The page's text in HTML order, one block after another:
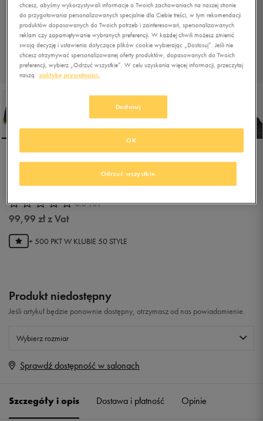
1/6
LOTTO DINAMICA 300
0.0(0)
99,99 złz Vat
+ 500 PKT W KLUBIE 50 STYLE
Produkt niedostępny
Jeśli artykuł będzie ponownie dostępny, otrzymasz od nas powiadomienie.
Wybierz rozmiar
Rozmiary EU
Sprawdź dostępność w salonach
Szczegóły i opis Dostawa i płatność Opinie
chcesz, abyśmy wykorzystywali informacje o Twoich zachowaniach na naszej stronie
do przygotowania personalizowanych specjalnie dla Ciebie treści, w tym rekomendacji
produktów dopasowanych do Twoich potrzeb i zainteresowań, spersonalizowanych
reklam czy zapamiętywanie wybranych preferencji. W każdej chwili możesz zmienić
swoją decyzję i ustawienia dotyczące plików cookie wybierając „Dostosuj”. Jeśli nie
chcesz otrzymywać spersonalizowanej oferty produktów, dopasowanych do Twoich
preferencji, wybierz „Odrzuć wszystkie”. W celu uzyskania więcej informacji, przeczytaj
naszą
politykę prywatności.
Dostosuj
Odrzuć wszystkie
OK